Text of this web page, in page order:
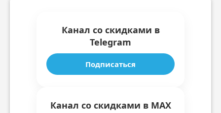
Канал со скидками в
Telegram
Подписаться
Канал со скидками в MAX